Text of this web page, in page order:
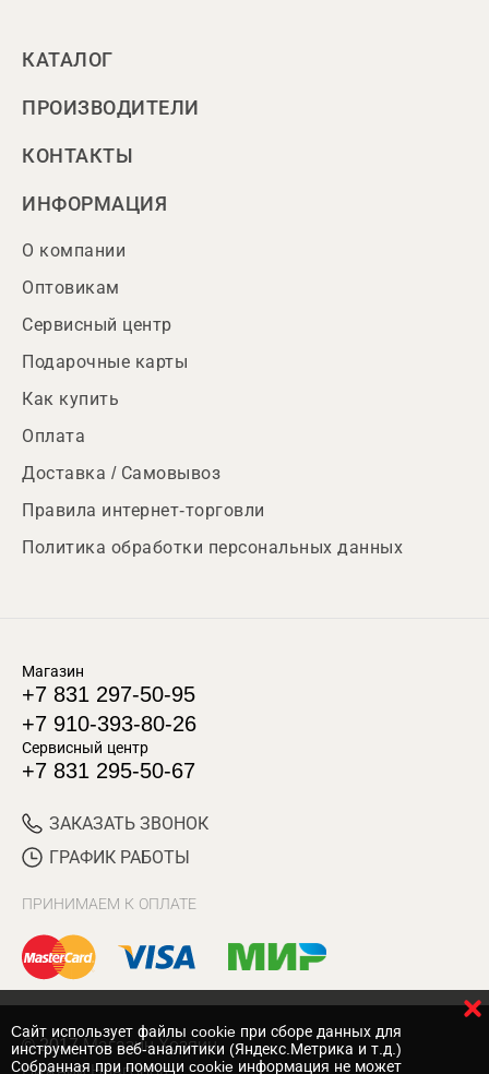
КАТАЛОГ
ПРОИЗВОДИТЕЛИ
КОНТАКТЫ
ИНФОРМАЦИЯ
О компании
Оптовикам
Сервисный центр
Подарочные карты
Как купить
Оплата
Доставка / Самовывоз
Правила интернет-торговли
Политика обработки персональных данных
Магазин
+7 831 297-50-95
+7 910-393-80-26
Сервисный центр
+7 831 295-50-67
ЗАКАЗАТЬ ЗВОНОК
ГРАФИК РАБОТЫ
ПРИНИМАЕМ К ОПЛАТЕ
© 2017 Магазин Хозяин
Cайт использует файлы cookie при сборе данных для
инструментов веб-аналитики (Яндекс.Метрика и т.д.)
Собранная при помощи cookie информация не может